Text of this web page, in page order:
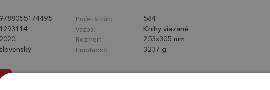
9788055174495
1293114
2020
Počet strán: 584
Väzba: Knihy viazané
Rozmer: 253x305 mm
Hmotnosť: 3237 g